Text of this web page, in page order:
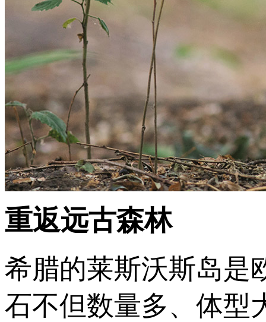
重返远古森林
希腊的莱斯沃斯岛是
石不但数量多、体型